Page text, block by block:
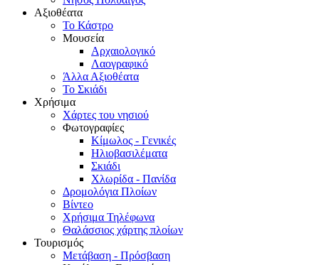
Αξιοθέατα
Το Κάστρο
Μουσεία
Αρχαιολογικό
Λαογραφικό
Άλλα Αξιοθέατα
Το Σκιάδι
Χρήσιμα
Χάρτες του νησιού
Φωτογραφίες
Κίμωλος - Γενικές
Ηλιοβασιλέματα
Σκιάδι
Χλωρίδα - Πανίδα
Δρομολόγια Πλοίων
Βίντεο
Χρήσιμα Τηλέφωνα
Θαλάσσιος χάρτης πλοίων
Τουρισμός
Μετάβαση - Πρόσβαση